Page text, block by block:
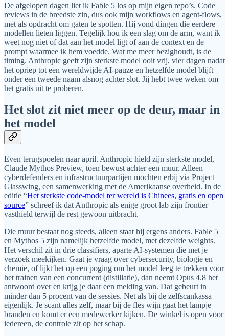
De afgelopen dagen liet ik Fable 5 los op mijn eigen repo’s. Code
reviews in de breedste zin, dus ook mijn workflows en agent-flows,
met als opdracht om gaten te spotten. Hij vond dingen die eerdere
modellen lieten liggen. Tegelijk hou ik een slag om de arm, want ik
weet nog niet of dat aan het model ligt of aan de context en de
prompt waarmee ik hem voedde. Wat me meer bezighoudt, is de
timing. Anthropic geeft zijn sterkste model ooit vrij, vier dagen nadat
het opriep tot een wereldwijde AI-pauze en hetzelfde model blijft
onder een tweede naam alsnog achter slot. Jij hebt twee weken om
het gratis uit te proberen.
Het slot zit niet meer op de deur, maar in
het model
Even terugspoelen naar april. Anthropic hield zijn sterkste model,
Claude Mythos Preview, toen bewust achter een muur. Alleen
cyberdefenders en infrastructuurpartijen mochten erbij via Project
Glasswing, een samenwerking met de Amerikaanse overheid. In de
editie “Het sterkste code-model ter wereld is Chinees, gratis en open
source” schreef ik dat Anthropic als enige groot lab zijn frontier
vasthield terwijl de rest gewoon uitbracht.
Die muur bestaat nog steeds, alleen staat hij ergens anders. Fable 5
en Mythos 5 zijn namelijk hetzelfde model, met dezelfde weights.
Het verschil zit in drie classifiers, aparte AI-systemen die met je
verzoek meekijken. Gaat je vraag over cybersecurity, biologie en
chemie, of lijkt het op een poging om het model leeg te trekken voor
het trainen van een concurrent (distillatie), dan neemt Opus 4.8 het
antwoord over en krijg je daar een melding van. Dat gebeurt in
minder dan 5 procent van de sessies. Net als bij de zelfscankassa
eigenlijk. Je scant alles zelf, maar bij de fles wijn gaat het lampje
branden en komt er een medewerker kijken. De winkel is open voor
iedereen, de controle zit op het schap.